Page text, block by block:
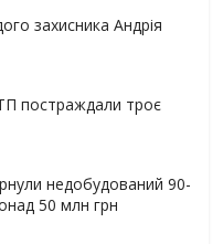
захисника Андрія
постраждали троє
недобудований 90-
50 млн грн